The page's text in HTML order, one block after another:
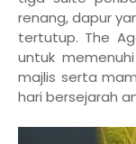
renang, dapur
tertutup. The
untuk
majlis serta
hari bersejarah